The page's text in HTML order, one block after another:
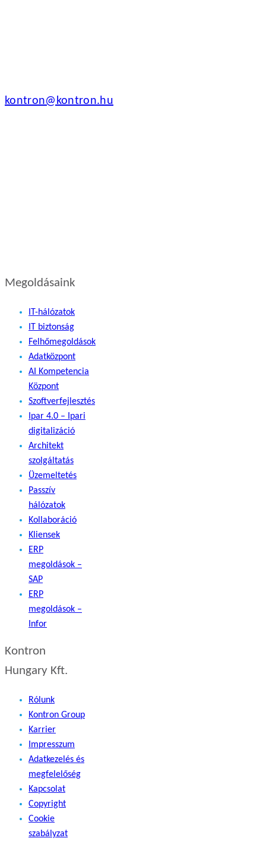
kontron@kontron.hu
Megoldásaink
IT-hálózatok
IT biztonság
Felhőmegoldások
Adatközpont
AI Kompetencia
Központ
Szoftverfejlesztés
Ipar 4.0 – Ipari
digitalizáció
Architekt
szolgáltatás
Üzemeltetés
Passzív
hálózatok
Kollaboráció
Kliensek
ERP
megoldások –
SAP
ERP
megoldások –
Infor
Kontron
Hungary Kft.
Rólunk
Kontron Group
Karrier
Impresszum
Adatkezelés és
megfelelőség
Kapcsolat
Copyright
Cookie
szabályzat